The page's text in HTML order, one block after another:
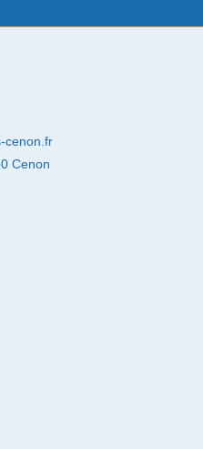
cenon.fr
Cenon